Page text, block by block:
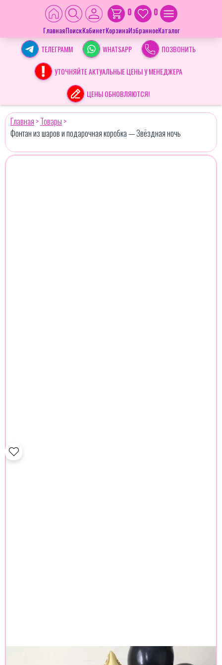
ГлавнаяПоискКабинет
0
Корзина
0
ИзбранноеКаталог
ТЕЛЕГРАММ
WHATSAPP ПОЗВОНИТЬ
УТОЧНЯЙТЕ АКТУАЛЬНЫЕ ЦЕНЫ У МЕНЕДЖЕРА
ЦЕНЫ ОБНОВЛЯЮТСЯ!
Главная >Товары >
Фонтан из шаров и подарочная коробка — Звёздная ночь